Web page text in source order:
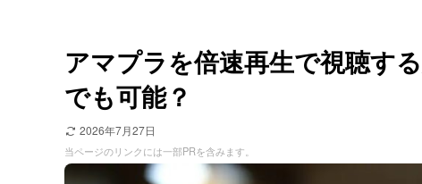
アマプラを倍速再生で視聴す
でも可能？
2026年7月27日
当ページのリンクには一部PRを含みます。